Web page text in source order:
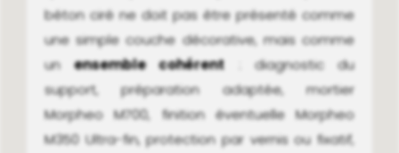
béton ciré ne doit pas être présenté comme
une simple couche décorative, mais comme
unensemble cohérent: diagnostic du
support, préparation adaptée, mortier
Morpheo M700, finition éventuelle Morpheo
M350 Ultra-fin, protection par vernis ou fixatif,